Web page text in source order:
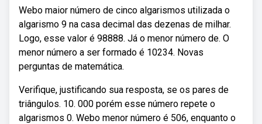
Webo maior número de cinco algarismos utilizada o
algarismo 9 na casa decimal das dezenas de milhar.
Logo, esse valor é 98888. Já o menor número de. O
menor número a ser formado é 10234. Novas
perguntas de matemática.
Verifique, justificando sua resposta, se os pares de
triângulos. 10. 000 porém esse número repete o
algarismos 0. Webo menor número é 506, enquanto o